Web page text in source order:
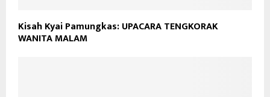
Kisah Kyai Pamungkas: UPACARA TENGKORAK
WANITA MALAM